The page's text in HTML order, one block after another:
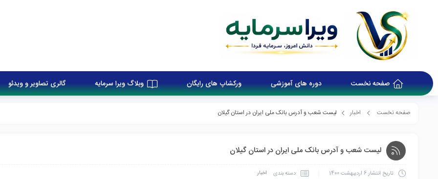
صفحه نخست دوره های آموزشی ورکشاپ های رایگان وبلاگ ویرا سرمایه گالری تصاویر و ویدئو
صفحه نخست اخبار لیست شعب و آدرس بانک ملی ایران در استان گیلان
لیست شعب و آدرس بانک ملی ایران در استان گیلان
تاریخ انتشار6 اردیبهشت 1400 دسته بندی اخبار